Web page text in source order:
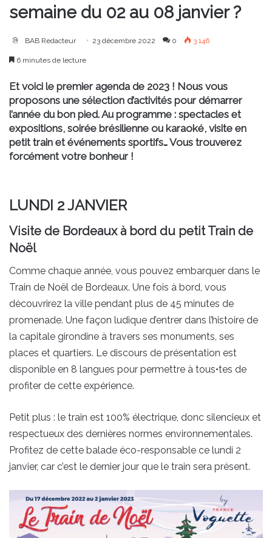
semaine du 02 au 08 janvier ?
BAB Redacteur 23 décembre 2022 0 3 146
6 minutes de lecture
Et voici le premier agenda de 2023 ! Nous vous
proposons une sélection d’activités pour démarrer
l’année du bon pied. Au programme : spectacles et
expositions, soirée brésilienne ou karaoké, visite en
petit train et événements sportifs… Vous trouverez
forcément votre bonheur !
LUNDI 2 JANVIER
Visite de Bordeaux à bord du petit Train de
Noël
Comme chaque année, vous pouvez embarquer dans le
Train de Noël de Bordeaux. Une fois à bord, vous
découvrirez la ville pendant plus de 45 minutes de
promenade. Une façon ludique d’entrer dans l’histoire de
la capitale girondine à travers ses monuments, ses
places et quartiers. Le discours de présentation est
disponible en 8 langues pour permettre à tous•tes de
profiter de cette expérience.
Petit plus : le train est 100% électrique, donc silencieux et
respectueux des dernières normes environnementales.
Profitez de cette balade éco-responsable ce lundi 2
janvier, car c’est le dernier jour que le train sera présent.